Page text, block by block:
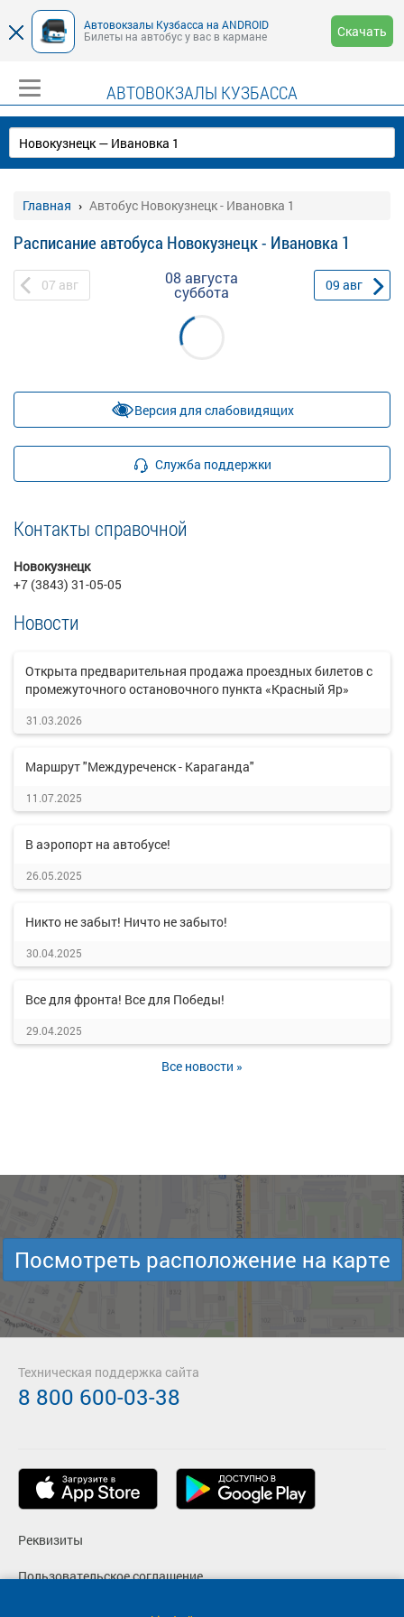
Автовокзалы Кузбасса на ANDROID
Билеты на автобус у вас в кармане
Скачать
АВТОВОКЗАЛЫ КУЗБАССА
Главная Автобус Новокузнецк - Ивановка 1
Расписание автобуса Новокузнецк - Ивановка 1
07 авг 08 августа
суббота 09 авг
Версия для слабовидящих
Служба поддержки
Контакты справочной
Новокузнецк
+7 (3843) 31-05-05
Новости
Открыта предварительная продажа проездных билетов с
промежуточного остановочного пункта «Красный Яр»
31.03.2026
Маршрут "Междуреченск - Караганда"
11.07.2025
В аэропорт на автобусе!
26.05.2025
Никто не забыт! Ничто не забыто!
30.04.2025
Все для фронта! Все для Победы!
29.04.2025
Все новости »
Посмотреть расположение на карте
Реквизиты
Пользовательское соглашение
Политика конфиденциальности
Техническая поддержка сайта
8 800 600-03-38